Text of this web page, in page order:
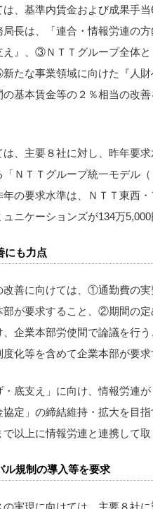
、基準内賃金および成果手
局長は、「連合・情報労連の
え』、③ＮＴＴグループ全体
たな事業領域に向けた『人
基本賃金等の２％相当の改
、主要８社に対し、昨年要
ＮＴＴグループ統一モデル
の要求水準は、ＮＴＴ東西
ニケーションズが134万
にも力点
善に向けては、①通勤費の
が要求すること、②期間の
企業本部労使間で論議を行
度化等を含めて企業本部が要
・底支え」に向け、情報労連
定」の締結維持・拡大を目
以上に情報労連と連携して
ル規制の導入等を要求
実現に向けては、主要８社